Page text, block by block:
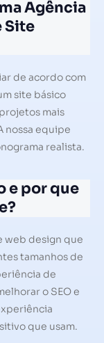
Agência
Site
de acordo com
site básico
mais
nossa equipe
realista.
e por que
web design que
tamanhos de
de
o SEO e
que usam.